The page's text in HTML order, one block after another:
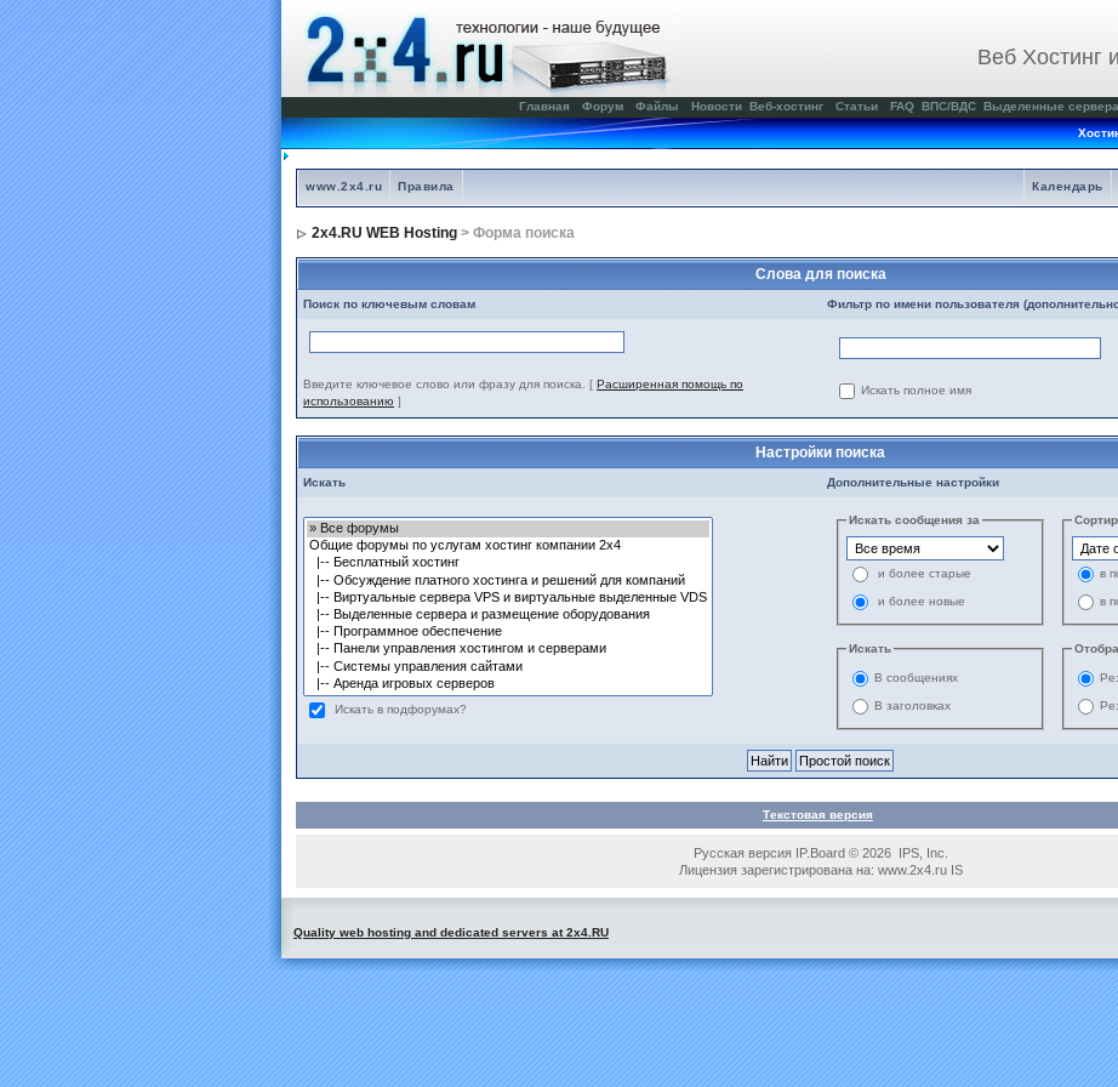
Веб Хостинг
Главная Форум Файлы Новости Веб-хостинг Статьи FAQ ВПС/ВДС Выделенные сервера
www.2x4.ru Правила Календарь
2x4.RU WEB Hosting > Форма поиска
Слова для поиска
Поиск по ключевым словам Фильтр по имени пользователя
Введите ключевое слово или фразу для поиска. [ Расширенная помощь по
использованию ]
Искать полное имя
Настройки поиска
Искать Дополнительные настройки
Искать в подфорумах?
Искать сообщения за
и более старые
и более новые
в
в
Искать
В сообщениях
В заголовках
Текстовая версия
Русская версия IP.Board © 2026 IPS, Inc.
Лицензия зарегистрирована на: www.2x4.ru IS
Quality web hosting and dedicated servers at 2x4.RU